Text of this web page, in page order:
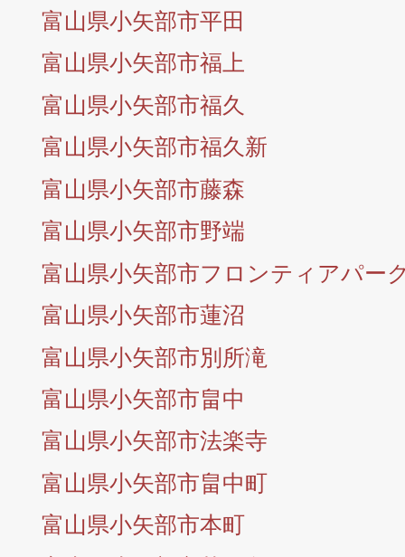
富山県小矢部市平田
富山県小矢部市福上
富山県小矢部市福久
富山県小矢部市福久新
富山県小矢部市藤森
富山県小矢部市野端
富山県小矢部市フロンティアパー
富山県小矢部市蓮沼
富山県小矢部市別所滝
富山県小矢部市畠中
富山県小矢部市法楽寺
富山県小矢部市畠中町
富山県小矢部市本町